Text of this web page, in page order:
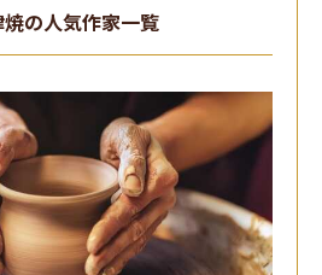
の人気作家一覧